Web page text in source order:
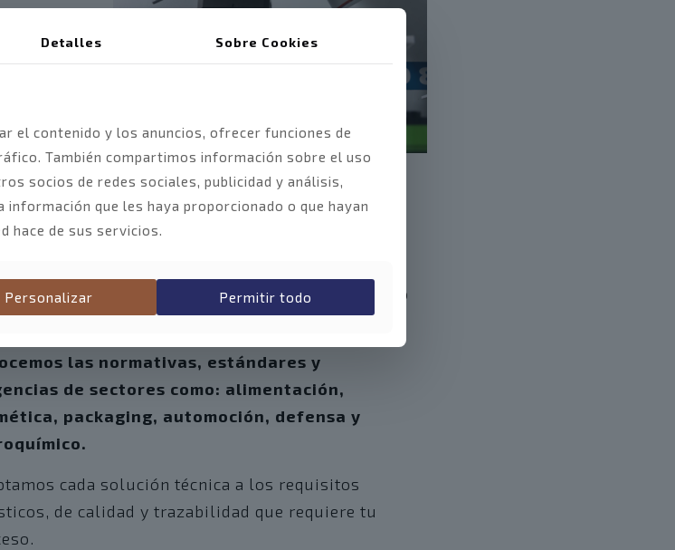
con control de calidad avanzado y un equipo
acompaña de principio a fin.
las normativas, estándares y
de sectores como: alimentación,
packaging, automoción, defensa y
cada solución técnica a los requisitos
de calidad y trazabilidad que requiere tu
Detalles Sobre Cookies
el contenido y los anuncios, ofrecer funciones de
También compartimos información sobre el uso
socios de redes sociales, publicidad y análisis,
información que les haya proporcionado o que hayan
hace de sus servicios.
Personalizar Permitir todo